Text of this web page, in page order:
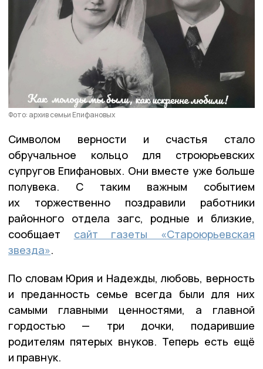
Фото: архив семьи Епифановых
Символом верности и счастья стало
обручальное кольцо для строюрьевских
супругов Епифановых. Они вместе уже больше
полувека. С таким важным событием
их торжественно поздравили работники
районного отдела загс, родные и близкие,
сообщает сайт газеты «Староюрьевская
звезда».
По словам Юрия и Надежды, любовь, верность
и преданность семье всегда были для них
самыми главными ценностями, а главной
гордостью — три дочки, подарившие
родителям пятерых внуков. Теперь есть ещё
и правнук.